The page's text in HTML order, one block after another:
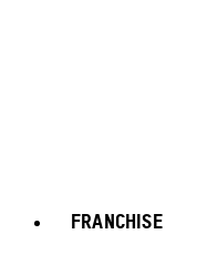
FRANCHISE